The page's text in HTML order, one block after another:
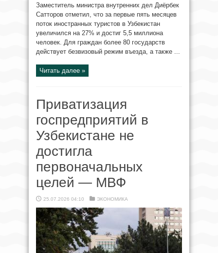
Заместитель министра внутренних дел Диёрбек
Сатторов отметил, что за первые пять месяцев
поток иностранных туристов в Узбекистан
увеличился на 27% и достиг 5,5 миллиона
человек. Для граждан более 80 государств
действует безвизовый режим въезда, а также ...
Читать далее »
Приватизация
госпредприятий в
Узбекистане не
достигла
первоначальных
целей — МВФ
25.07.2026 04:10 ЭКОНОМИКА